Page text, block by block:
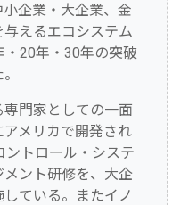
企業・大企業、金
えるエコシステム
・20年・30年の突破
門家としての一面
メリカで開発され
ントロール・システ
ント研修を、大企
ている。またイノ